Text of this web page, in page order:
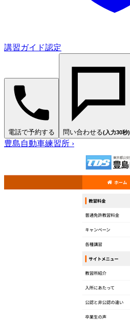
講習ガイド認定
電話で予約する 問い合わせる(入力30秒)
豊島自動車練習所 ›